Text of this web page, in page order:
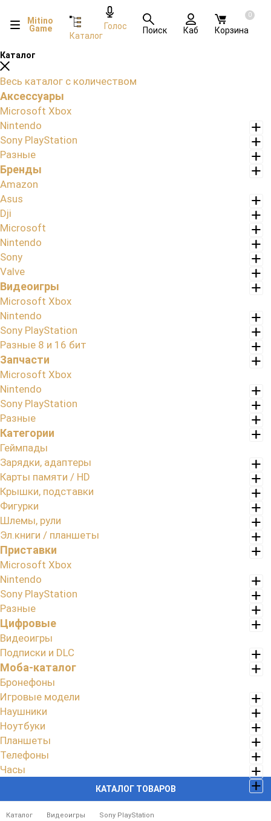
КАТАЛОГ ТОВАРОВ
Mitino
Game
Каталог
Голос Поиск Каб
0
Корзина
Каталог
Весь каталог с количеством
Аксессуары
Microsoft Xbox
Nintendo
Sony PlayStation
Разные
Бренды
Amazon
Asus
Dji
Microsoft
Nintendo
Sony
Valve
Видеоигры
Microsoft Xbox
Nintendo
Sony PlayStation
Разные 8 и 16 бит
Запчасти
Microsoft Xbox
Nintendo
Sony PlayStation
Разные
Категории
Геймпады
Зарядки, адаптеры
Карты памяти / HD
Крышки, подставки
Фигурки
Шлемы, рули
Эл.книги / планшеты
Приставки
Microsoft Xbox
Nintendo
Sony PlayStation
Разные
Цифровые
Видеоигры
Подписки и DLC
Моба-каталог
Бронефоны
Игровые модели
Наушники
Ноутбуки
Планшеты
Телефоны
Часы
Каталог Видеоигры Sony PlayStation